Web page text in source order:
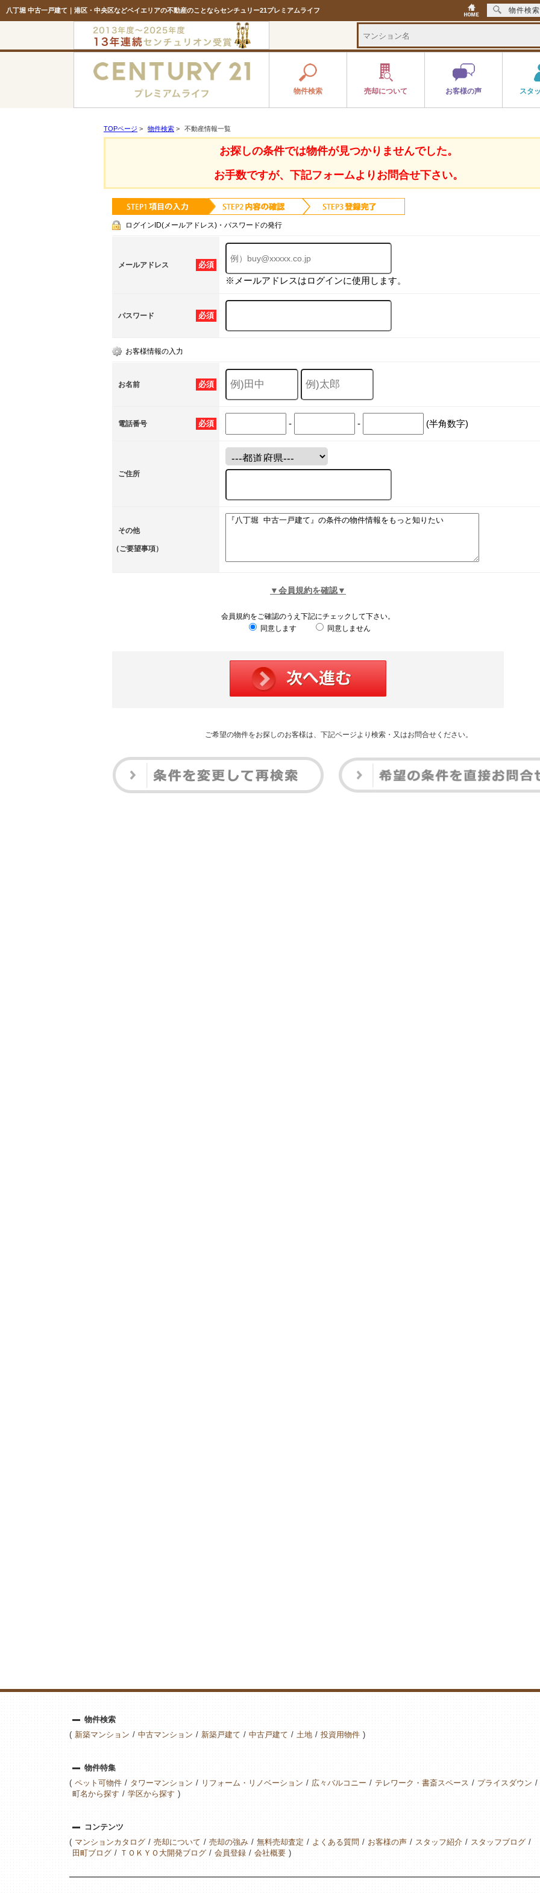
八丁堀 中古一戸建て｜港区・中央区などベイエリアの不動産のことならセンチュリー21プレミアムライフ
物件検索 売却について お客様の声 スタ
TOPページ > 物件検索 > 不動産情報一覧
お探しの条件では物件が見つかりませんでした。
お手数ですが、下記フォームよりお問合せ下さい。
ログインID(メールアドレス)・パスワードの発行
必須
メールアドレス
※メールアドレスはログインに使用します。
必須
パスワード
お客様情報の入力
必須
お名前
必須
電話番号 - - (半角数字)
ご住所
その他
（ご要望事項）
▼会員規約を確認▼
会員規約をご確認のうえ下記にチェックして下さい。
同意します
同意しません
ご希望の物件をお探しのお客様は、下記ページより検索・又はお問合せください。
物件検索
新築マンション
中古マンション 新築戸建て 中古戸建て 土地 投資用物件
物件特集
ペット可物件
タワーマンション リフォーム・リノベーション 広々バルコニー テレワーク・書斎スペース
プライスダウン
町名から探す
学区から探す
コンテンツ
マンションカタログ
売却について 売却の強み 無料売却査定 よくある質問 お客様の声 スタッフ紹介
スタッフブログ
田町ブログ
ＴＯＫＹＯ大開発ブログ 会員登録 会社概要
物件検索